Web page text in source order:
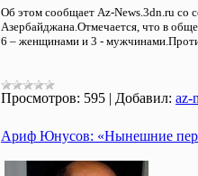
Об этом сообщает Az-News.3dn.ru со
Азербайджана.Отмечается, что в
6 – женщинами и 3 - мужчинами.
Просмотров: 595 | Добавил: az-
Ариф Юнусов: «Нынешние